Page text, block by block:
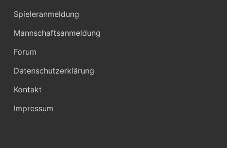
Spieleranmeldung
Mannschaftsanmeldung
Forum
Datenschutzerklärung
Kontakt
Impressum